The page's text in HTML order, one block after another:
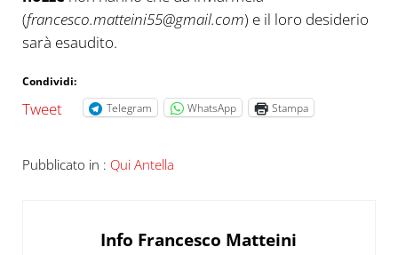
(francesco.matteini55@gmail.com) e il loro desiderio
sarà esaudito.
Condividi:
Tweet Telegram WhatsApp Stampa
Pubblicato in : Qui Antella
Info Francesco Matteini